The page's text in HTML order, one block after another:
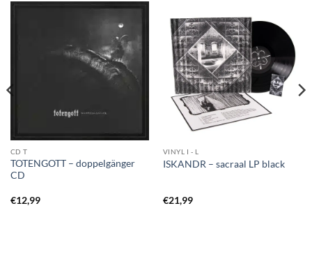
CD T
TOTENGOTT – doppelgänger
CD
€12,99
VINYL I - L
ISKANDR – sacraal LP black
€21,99